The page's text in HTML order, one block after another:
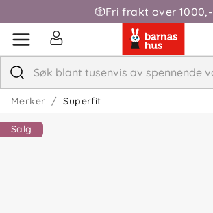
Fri frakt over 1000,-
Merker Superfit
Salg